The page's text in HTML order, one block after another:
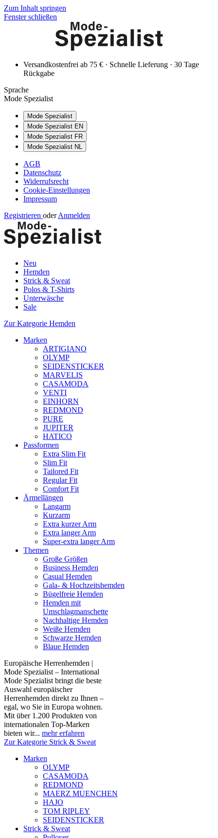
Zum Inhalt springen
Fenster schließen
Versandkostenfrei ab 75 € · Schnelle Lieferung · 30 Tage
Rückgabe
Sprache
Mode Spezialist
Mode Spezialist
Mode Spezialist EN
Mode Spezialist FR
Mode Spezialist NL
AGB
Datenschutz
Widerrufsrecht
Cookie-Einstellungen
Impressum
Registrieren oder Anmelden
Neu
Hemden
Strick & Sweat
Polos & T-Shirts
Unterwäsche
Sale
Zur Kategorie Hemden
Marken
ARTIGIANO
OLYMP
SEIDENSTICKER
MARVELIS
CASAMODA
VENTI
EINHORN
REDMOND
PURE
JUPITER
HATICO
Passformen
Extra Slim Fit
Slim Fit
Tailored Fit
Regular Fit
Comfort Fit
Ärmellängen
Langarm
Kurzarm
Extra kurzer Arm
Extra langer Arm
Super-extra langer Arm
Themen
Große Größen
Business Hemden
Casual Hemden
Gala- & Hochzeitshemden
Bügelfreie Hemden
Hemden mit
Umschlagmanschette
Nachhaltige Hemden
Weiße Hemden
Schwarze Hemden
Blaue Hemden
Europäische Herrenhemden |
Mode Spezialist – International
Mode Spezialist bringt die beste
Auswahl europäischer
Herrenhemden direkt zu Ihnen –
egal, wo Sie in Europa wohnen.
Mit über 1.200 Produkten von
internationalen Top-Marken
bieten wir... mehr erfahren
Zur Kategorie Strick & Sweat
Marken
OLYMP
CASAMODA
REDMOND
MAERZ MUENCHEN
HAJO
TOM RIPLEY
SEIDENSTICKER
Strick & Sweat